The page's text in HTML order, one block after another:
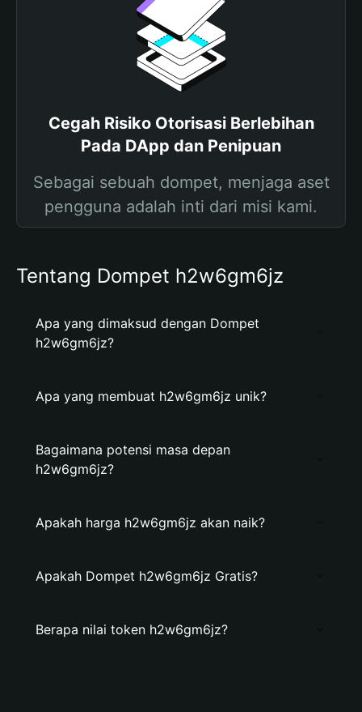
Cegah Risiko Otorisasi Berlebihan
Pada DApp dan Penipuan
Sebagai sebuah dompet, menjaga aset
pengguna adalah inti dari misi kami.
Tentang Dompet h2w6gm6jz
Apa yang dimaksud dengan Dompet
h2w6gm6jz?
Apa yang membuat h2w6gm6jz unik?
Bagaimana potensi masa depan
h2w6gm6jz?
Apakah harga h2w6gm6jz akan naik?
Apakah Dompet h2w6gm6jz Gratis?
Berapa nilai token h2w6gm6jz?